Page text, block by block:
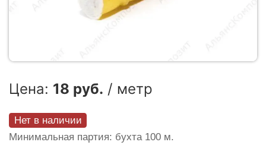
Цена: 18 руб. / метр
Нет в наличии
Минимальная партия: бухта 100 м.